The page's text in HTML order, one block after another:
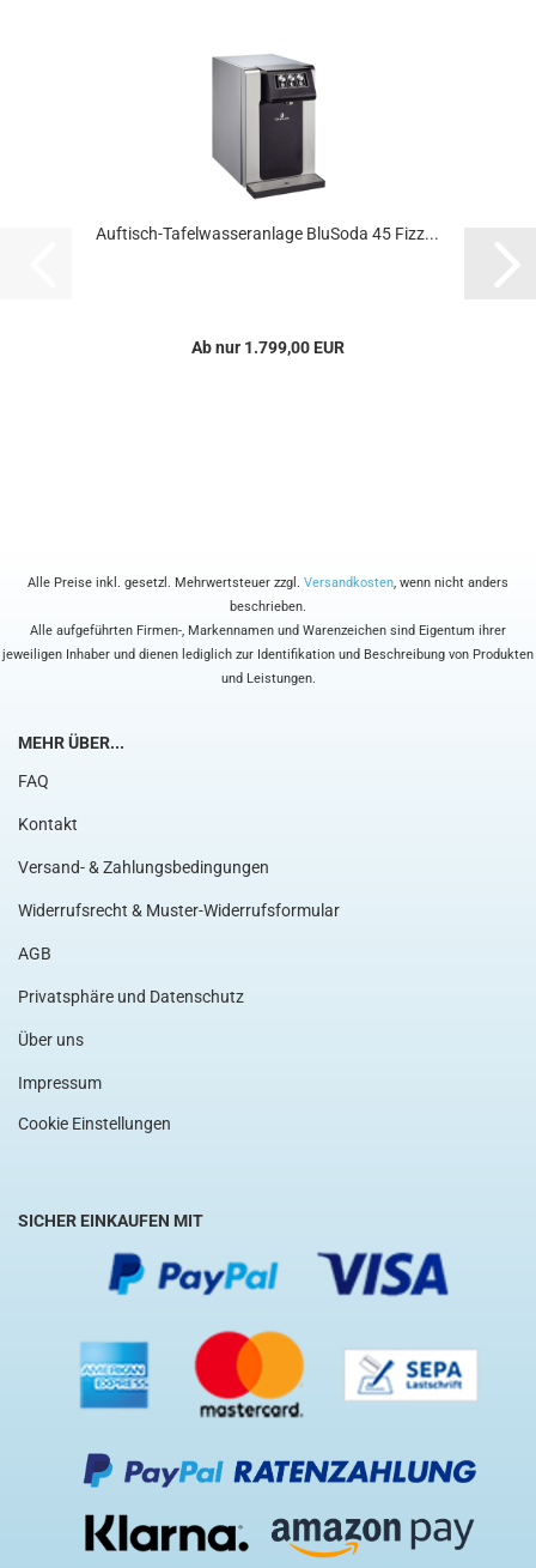
Auftisch-Tafelwasseranlage BluSoda 45 Fizz...
Ab nur 1.799,00 EUR
Alle Preise inkl. gesetzl. Mehrwertsteuer zzgl. Versandkosten, wenn nicht anders
beschrieben.
Alle aufgeführten Firmen-, Markennamen und Warenzeichen sind Eigentum ihrer
jeweiligen Inhaber und dienen lediglich zur Identifikation und Beschreibung von Produkten
und Leistungen.
MEHR ÜBER...
FAQ
Kontakt
Versand- & Zahlungsbedingungen
Widerrufsrecht & Muster-Widerrufsformular
AGB
Privatsphäre und Datenschutz
Über uns
Impressum
Cookie Einstellungen
SICHER EINKAUFEN MIT